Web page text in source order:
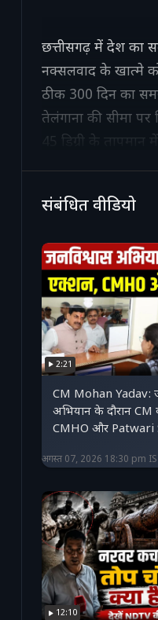
छत्तीसगढ़ में देश का
नक्सलवाद के खात्मे
ठीक 300 दिन का
तेलंगाना की सीमा पर
45 डिग्री के
लगी है. सूत्रों की मानें
संबंधित वीडियो
2:21
CM Mohan Yadav:
अभियान के दौरान
CMHO और Patwari
अगस्त 07, 2026 18:30 pm
12:10